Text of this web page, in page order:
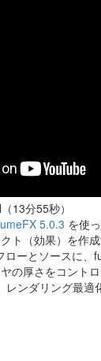
13分55秒）
5.0.3 を使
ト（効果）を作成
ーとソースに、
の厚さをコント
レンダリング最適